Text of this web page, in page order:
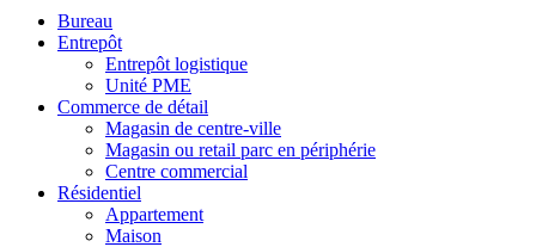
Bureau
Entrepôt
Entrepôt logistique
Unité PME
Commerce de détail
Magasin de centre-ville
Magasin ou retail parc en périphérie
Centre commercial
Résidentiel
Appartement
Maison